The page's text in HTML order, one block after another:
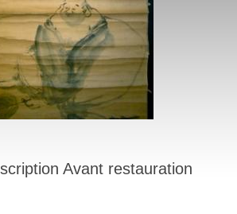
Avant restauration